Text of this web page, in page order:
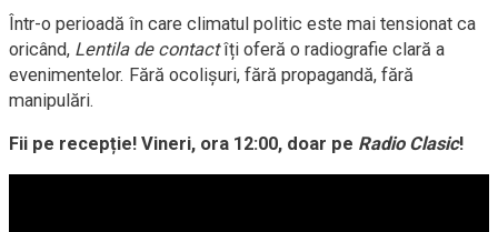
Într-o perioadă în care climatul politic este mai tensionat ca
oricând, Lentila de contactîți oferă o radiografie clară a
evenimentelor. Fără ocolișuri, fără propagandă, fără
manipulări.
Fii pe recepție! Vineri, ora 12:00, doar pe Radio Clasic!